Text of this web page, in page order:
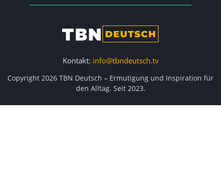
Kontakt: info@tbndeutsch.tv
Copyright 2026 TBN Deutsch – Ermutigung und Inspiration für
den Alltag. Seit 2023.